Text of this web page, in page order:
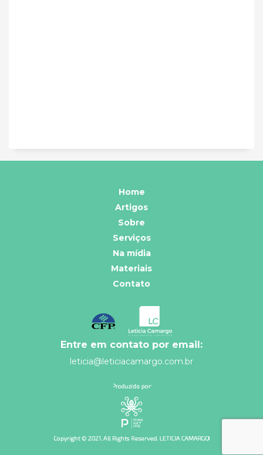
Home
Artigos
Sobre
Serviços
Na mídia
Materiais
Contato
Entre em contato por email:
leticia@leticiacamargo.com.br